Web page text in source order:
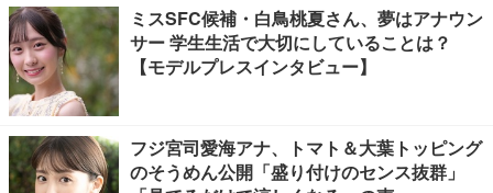
ミスSFC候補・白鳥桃夏さん、夢はアナウン
サー 学生生活で大切にしていることは？
【モデルプレスインタビュー】
フジ宮司愛海アナ、トマト＆大葉トッピング
のそうめん公開「盛り付けのセンス抜群」